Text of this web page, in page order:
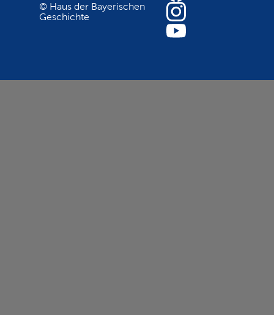
© Haus der Bayerischen
Geschichte